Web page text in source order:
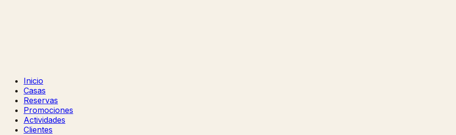
Inicio
Casas
Reservas
Promociones
Actividades
Clientes